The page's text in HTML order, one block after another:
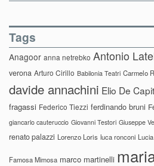
Tags
Anagoor anna netrebko Antonio
verona Arturo Cirillo Babilonia Teatri Carmelo
davide annachini Elio De
fragassi Federico Tiezzi ferdinando bruni
giancarlo cauteruccio Giovanni Testori Giuseppe
renato palazzi Lorenzo Loris luca ronconi
Famosa Mimosa marco martinelli